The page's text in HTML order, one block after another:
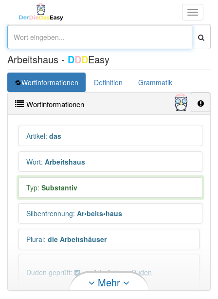
Toggle
Arbeitshaus - DDDEasy
Wortinformationen Definition Grammatik
Wortinformationen
Artikel: das
Wort: Arbeitshaus
Typ: Substantiv
Silbentrennung: Ar•beits•haus
Plural: die Arbeitshäuser
Duden geprüft: Arbeitshaus Duden
Mehr